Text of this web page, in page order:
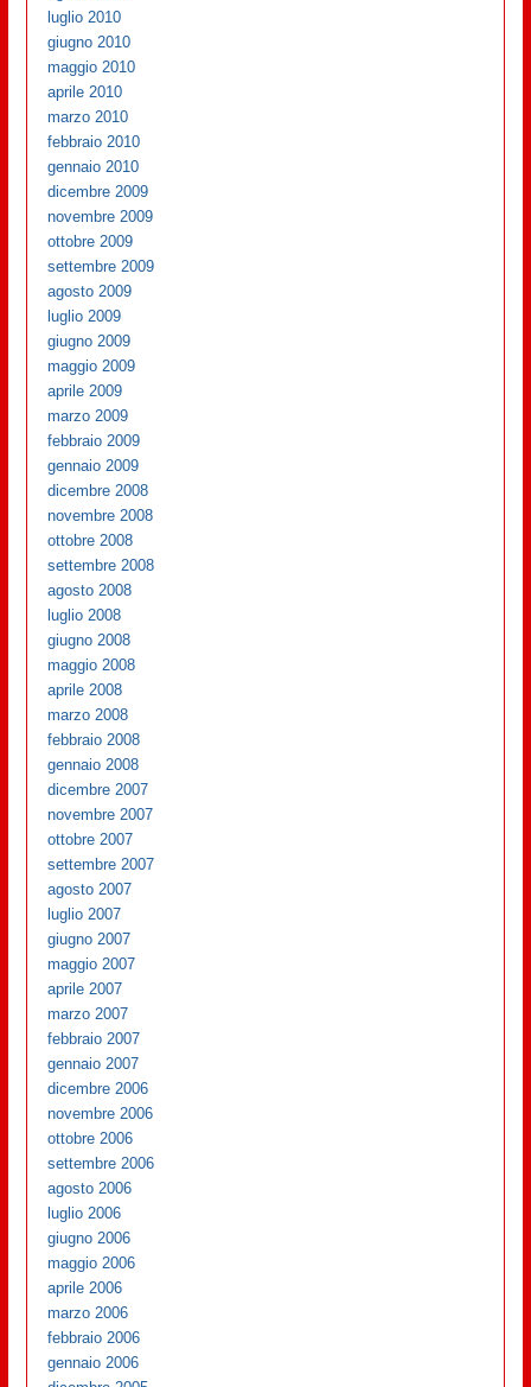
luglio 2010
giugno 2010
maggio 2010
aprile 2010
marzo 2010
febbraio 2010
gennaio 2010
dicembre 2009
novembre 2009
ottobre 2009
settembre 2009
agosto 2009
luglio 2009
giugno 2009
maggio 2009
aprile 2009
marzo 2009
febbraio 2009
gennaio 2009
dicembre 2008
novembre 2008
ottobre 2008
settembre 2008
agosto 2008
luglio 2008
giugno 2008
maggio 2008
aprile 2008
marzo 2008
febbraio 2008
gennaio 2008
dicembre 2007
novembre 2007
ottobre 2007
settembre 2007
agosto 2007
luglio 2007
giugno 2007
maggio 2007
aprile 2007
marzo 2007
febbraio 2007
gennaio 2007
dicembre 2006
novembre 2006
ottobre 2006
settembre 2006
agosto 2006
luglio 2006
giugno 2006
maggio 2006
aprile 2006
marzo 2006
febbraio 2006
gennaio 2006